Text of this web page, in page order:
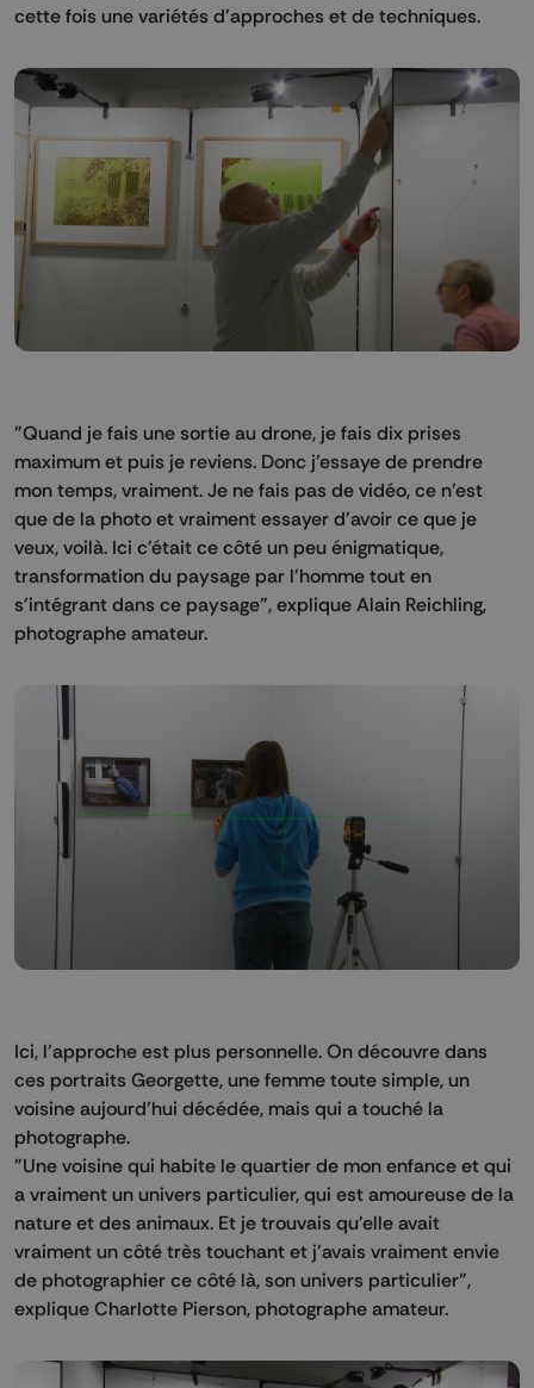
cette fois une variétés d’approches et de techniques.
"Quand je fais une sortie au drone, je fais dix prises
maximum et puis je reviens. Donc j'essaye de prendre
mon temps, vraiment. Je ne fais pas de vidéo, ce n’est
que de la photo et vraiment essayer d'avoir ce que je
veux, voilà. Ici c'était ce côté un peu énigmatique,
transformation du paysage par l'homme tout en
s'intégrant dans ce paysage", explique Alain Reichling,
photographe amateur.
Ici, l’approche est plus personnelle. On découvre dans
ces portraits Georgette, une femme toute simple, un
voisine aujourd’hui décédée, mais qui a touché la
photographe.
"Une voisine qui habite le quartier de mon enfance et qui
a vraiment un univers particulier, qui est amoureuse de la
nature et des animaux. Et je trouvais qu'elle avait
vraiment un côté très touchant et j'avais vraiment envie
de photographier ce côté là, son univers particulier",
explique Charlotte Pierson, photographe amateur.